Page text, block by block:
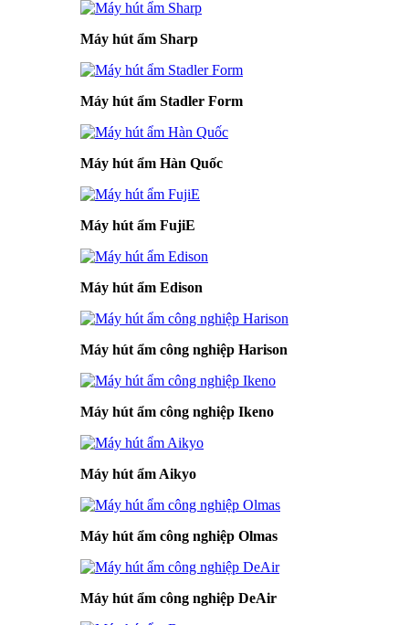
Máy hút ẩm Sharp
Máy hút ẩm Stadler Form
Máy hút ẩm Hàn Quốc
Máy hút ẩm FujiE
Máy hút ẩm Edison
Máy hút ẩm công nghiệp Harison
Máy hút ẩm công nghiệp Ikeno
Máy hút ẩm Aikyo
Máy hút ẩm công nghiệp Olmas
Máy hút ẩm công nghiệp DeAir